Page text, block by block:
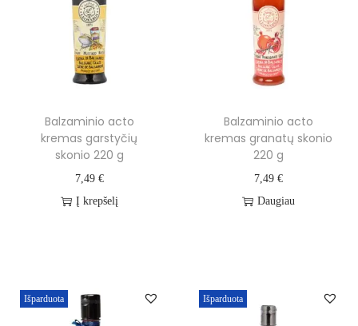
Balzaminio acto
kremas garstyčių
skonio 220 g
7,49 €
Į krepšelį
Balzaminio acto
kremas granatų skonio
220 g
7,49 €
Daugiau
Išparduota Išparduota